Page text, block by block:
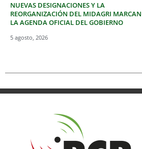
NUEVAS DESIGNACIONES Y LA
REORGANIZACIÓN DEL MIDAGRI MARCAN
LA AGENDA OFICIAL DEL GOBIERNO
5 agosto, 2026